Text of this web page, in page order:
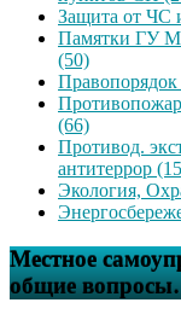
Защита от ЧС
Памятки ГУ
(50)
Правопорядок
(66)
Противод.
антитеррор
Экология,
Местное
общие